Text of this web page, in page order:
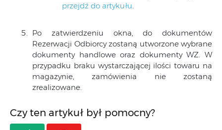
przejdź do artykułu
Po zatwierdzeniu okna, do dokumentów
Rezerwacji Odbiorcy zostaną utworzone wybrane
dokumenty handlowe oraz dokumenty WZ. W
przypadku braku wystarczającej ilości towaru na
magazynie, zamówienia nie zostaną
zrealizowane.
Czy ten artykuł był pomocny?